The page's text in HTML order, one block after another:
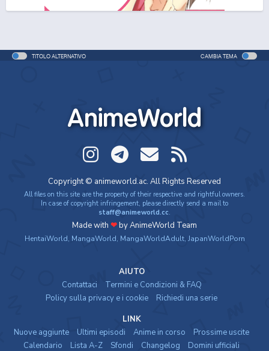
TITOLO ALTERNATIVO CAMBIA TEMA
AnimeWorld
Copyright © animeworld.ac. All Rights Reserved
All files on this site are the property of their respective and rightful owners.
In case of copyright infringement, please directly send a mail to
staff@animeworld.cc.
Made with ❤by AnimeWorld Team
HentaiWorld, MangaWorld, MangaWorldAdult, JapanWorldPorn
AIUTO
Contattaci
Termini e Condizioni & FAQ
Policy sulla privacy e i cookie
Richiedi una serie
LINK
Nuove aggiunte
Ultimi episodi Anime in corso
Prossime uscite
Calendario
Lista A-Z Sfondi Changelog Domini ufficiali